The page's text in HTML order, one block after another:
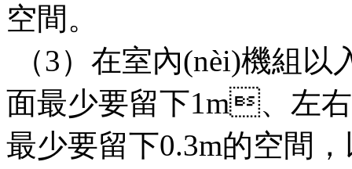
空間。
（3）在室內(nèi)機組以
面最少要留下1m、左
最少要留下0.3m的空間